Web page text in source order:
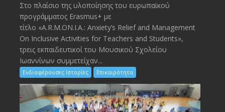
Στο πλαίσιο της υλοποίησης του ευρωπαϊκού
προγράμματος Erasmus+ με
τίτλο «A.R.M.ON.I.A.: Anxiety’s Relief and Management
On Inclusive Activities for Teachers and Students»,
τρεις εκπαιδευτικοί του Μουσικού Σχολείου
Ιωαννίνων συμμετείχαν...
Ενδιαφέρουσες Ιστορίες Επικαιρότητα